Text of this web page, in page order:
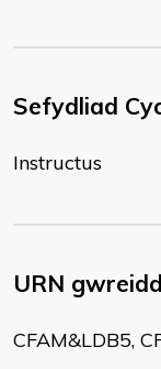
Sefydliad
Instructus
URN
CFAM&LDB5,